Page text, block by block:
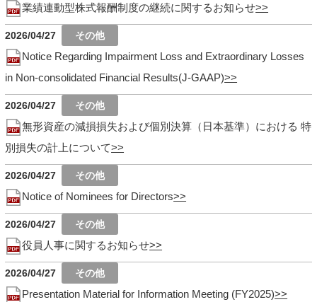
業績連動型株式報酬制度の継続に関するお知らせ
2026/04/27
Notice Regarding Impairment Loss and Extraordinary Losses
in Non-consolidated Financial Results(J-GAAP)
2026/04/27
無形資産の減損損失および個別決算（日本基準）における 特
別損失の計上について
2026/04/27
Notice of Nominees for Directors
2026/04/27
役員人事に関するお知らせ
2026/04/27
Presentation Material for Information Meeting (FY2025)